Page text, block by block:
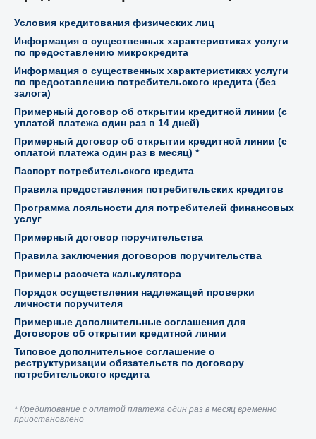
Кредитование физических лиц
Условия кредитования физических лиц
Информация о существенных характеристиках услуги
по предоставлению микрокредита
Информация о существенных характеристиках услуги
по предоставлению потребительского кредита (без
залога)
Примерный договор об открытии кредитной линии (с
уплатой платежа один раз в 14 дней)
Примерный договор об открытии кредитной линии (с
оплатой платежа один раз в месяц) *
Паспорт потребительского кредита
Правила предоставления потребительских кредитов
Программа лояльности для потребителей финансовых
услуг
Примерный договор поручительства
Правила заключения договоров поручительства
Примеры рассчета калькулятора
Порядок осуществления надлежащей проверки
личности поручителя
Примерные дополнительные соглашения для
Договоров об открытии кредитной линии
потребительского кредита